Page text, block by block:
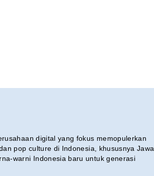
digital yang fokus memopulerkan
pop culture di Indonesia, khususnya Jawa
warni Indonesia baru untuk generasi